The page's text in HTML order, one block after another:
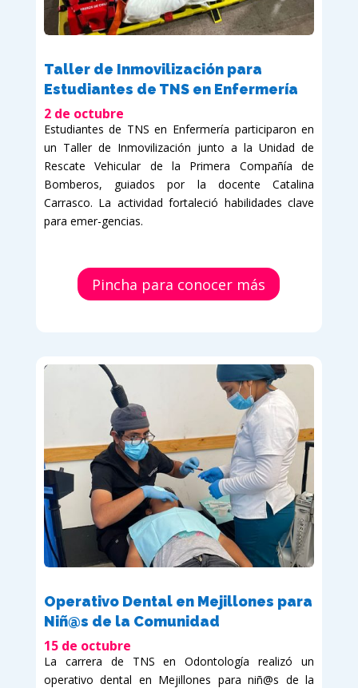
Taller de Inmovilización para
Estudiantes de TNS en Enfermería
2 de octubre
Estudiantes de TNS en Enfermería participaron en
un Taller de Inmovilización junto a la Unidad de
Rescate Vehicular de la Primera Compañía de
Bomberos, guiados por la docente Catalina
Carrasco. La actividad fortaleció habilidades clave
para emer-gencias.
Pincha para conocer más
Operativo Dental en Mejillones para
Niñ@s de la Comunidad
15 de octubre
La carrera de TNS en Odontología realizó un
operativo dental en Mejillones para niñ@s de la